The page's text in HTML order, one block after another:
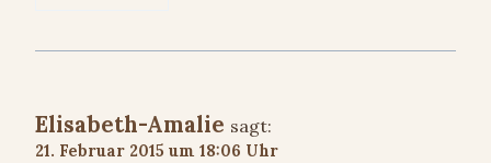
Elisabeth-Amalie sagt:
21. Februar 2015 um 18:06 Uhr